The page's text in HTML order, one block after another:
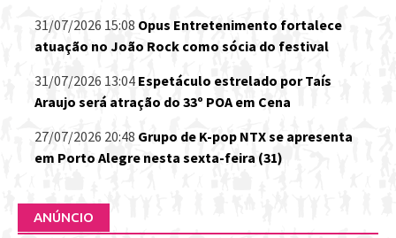
31/07/2026 15:08 Opus Entretenimento fortalece
atuação no João Rock como sócia do festival
31/07/2026 13:04 Espetáculo estrelado por Taís
Araujo será atração do 33º POA em Cena
27/07/2026 20:48 Grupo de K-pop NTX se apresenta
em Porto Alegre nesta sexta-feira (31)
ANÚNCIO